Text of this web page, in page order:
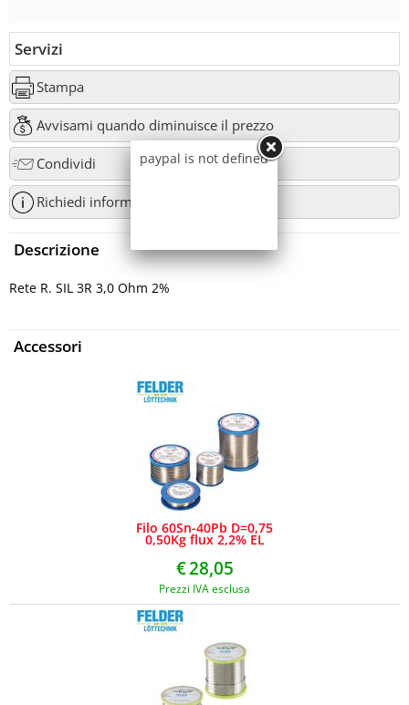
Servizi
Stampa
Avvisami quando diminuisce il prezzo
Condividi
Richiedi informazioni
Descrizione
Rete R. SIL 3R 3,0 Ohm 2%
Accessori
Filo 60Sn-40Pb D=0,75
0,50Kg flux 2,2% EL
€28,05
Prezzi IVA esclusa
paypal is not defined